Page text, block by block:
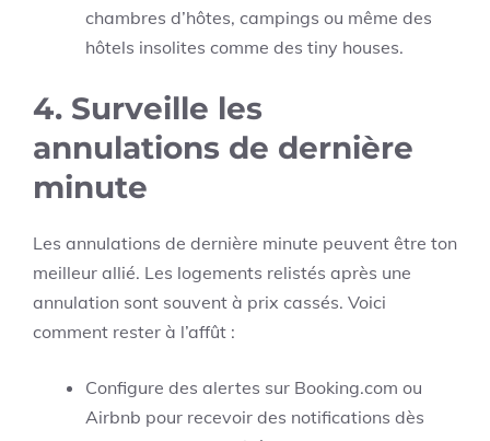
chambres d’hôtes, campings ou même des
hôtels insolites comme des tiny houses.
4. Surveille les
annulations de dernière
minute
Les annulations de dernière minute peuvent être ton
meilleur allié. Les logements relistés après une
annulation sont souvent à prix cassés. Voici
comment rester à l’affût :
Configure des alertes sur Booking.com ou
Airbnb pour recevoir des notifications dès